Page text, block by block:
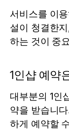
서비스를 이
설이 청결한
하는 것이 중
1인샵 예약
대부분의 1인
약을 받습니
하게 예약할